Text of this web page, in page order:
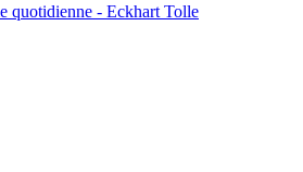
quotidienne - Eckhart Tolle